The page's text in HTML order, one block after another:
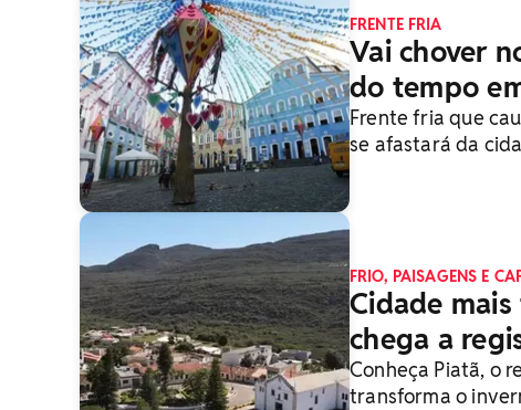
FRENTE FRIA
Vai chover
do tempo
Frente fria que
se afastará da
FRIO, PAISAGENS E
Cidade
chega a
Conheça Piatã, o
transforma o